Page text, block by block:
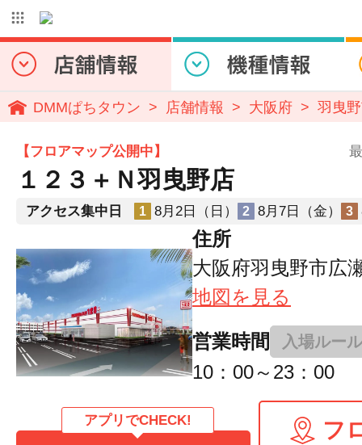
DMMぱちタウン 店舗情報 大阪府 羽曳
【フロアマップ公開中】
１２３＋Ｎ羽曳野店
アクセス集中日 1 8月2日（日） 2 8月7日（金） 3
住所
大阪府羽曳野市広
地図を見る
営業時間 入場ルール
10：00～23：00
アプリでCHECK! フ